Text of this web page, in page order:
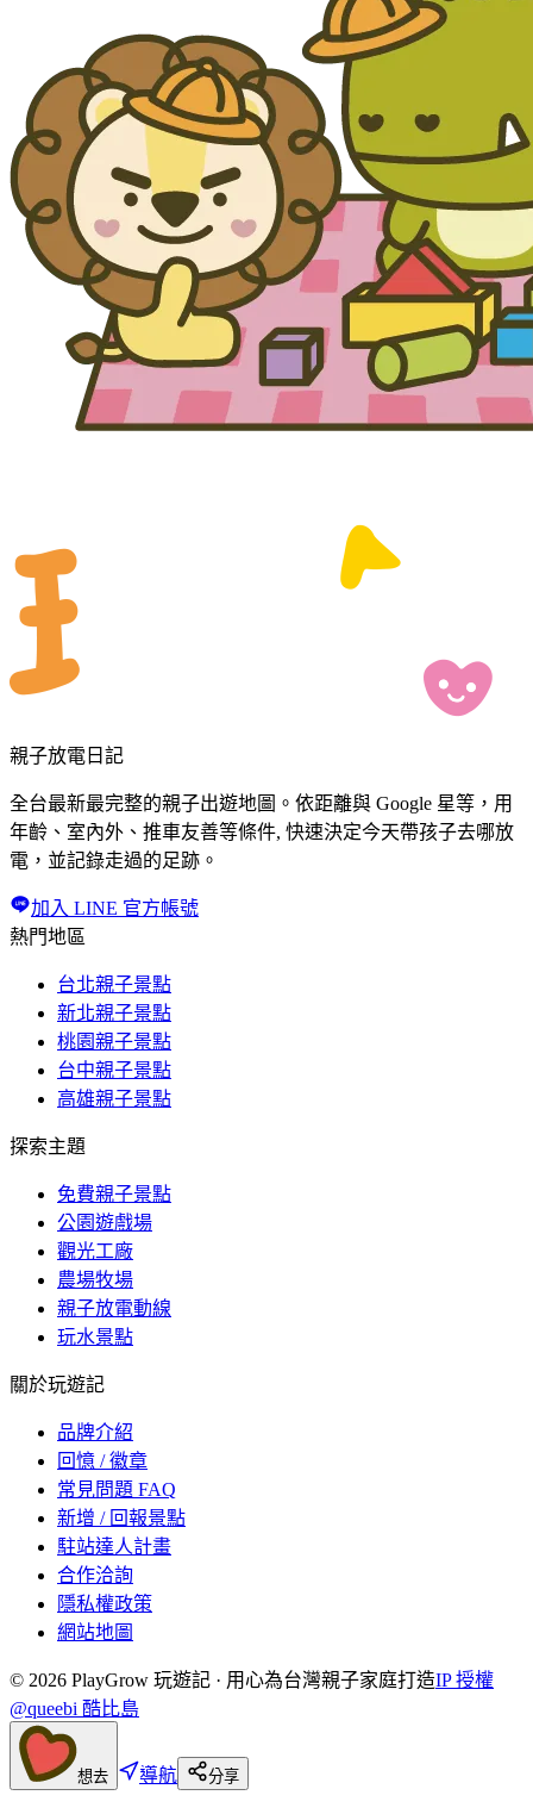
親子放電日記
全台最新最完整的親子出遊地圖。依距離與 Google 星等，用
年齡、室內外、推車友善等條件, 快速決定今天帶孩子去哪放
電，並記錄走過的足跡。
加入 LINE 官方帳號
熱門地區
台北親子景點
新北親子景點
桃園親子景點
台中親子景點
高雄親子景點
探索主題
免費親子景點
公園遊戲場
觀光工廠
農場牧場
親子放電動線
玩水景點
關於玩遊記
品牌介紹
回憶 / 徽章
常見問題 FAQ
新增 / 回報景點
駐站達人計畫
合作洽詢
隱私權政策
網站地圖
© 2026 PlayGrow 玩遊記 · 用心為台灣親子家庭打造IP 授權
@queebi 酷比島
想去 導航 分享